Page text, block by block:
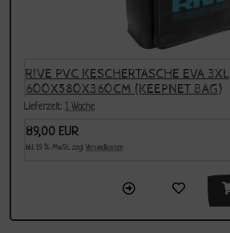
RIVE PVC KESCHERTASCHE EVA 3XL
600X580X360CM (KEEPNET BAG)
Lieferzeit: 1 Woche
89,00 EUR
inkl. 19 % MwSt. zzgl. Versandkosten